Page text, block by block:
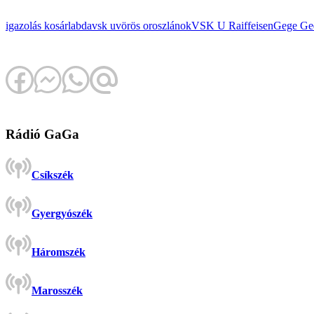
igazolás kosárlabdavsk uvörös oroszlánokVSK U RaiffeisenGege
Rádió GaGa
Csíkszék
Gyergyószék
Háromszék
Marosszék